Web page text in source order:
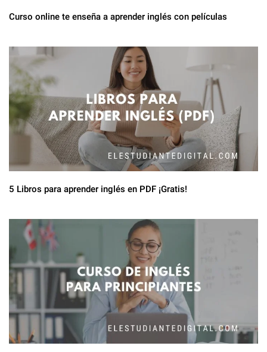
Curso online te enseña a aprender inglés con películas
5 Libros para aprender inglés en PDF ¡Gratis!